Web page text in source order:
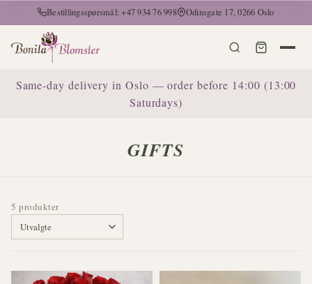
Bestillingsspørsmål: +47 934 76 998 Odinsgate 17, 0266 Oslo
Same-day delivery in Oslo — order before 14:00 (13:00
Saturdays)
GIFTS
5 produkter